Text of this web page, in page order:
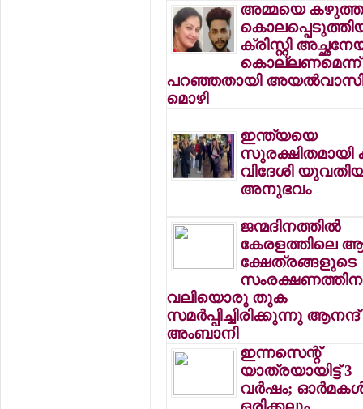
അമ്മയെ
ക്രിസ്റ്റി
കൊല്ലണമെന്ന്
പറഞ്ഞതായി
മൊഴി
ഇന്ത്യയെ
സുരക്ഷിതമായി
വിദേശി
അനുഭവം
ജന്മദിനത്തില്‍
കേരളത്തിലെ
ക്ഷേത്രങ്ങളുടെ
വലിയൊരു തുക
സമര്‍പ്പിച്ചിരിക്കുന്നു ആനന്ദ്
അംബാനി
ഇന്നസെന്റ്
യാത്രയായിട്ട് 3
വര്‍ഷം;